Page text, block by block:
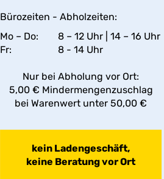
Bürozeiten - Abholzeiten:
Mo – Do:
8 – 12 Uhr | 14 – 16 Uhr
Fr:
8 - 14 Uhr
Nur bei Abholung vor Ort:
5,00 € Mindermengenzuschlag
bei Warenwert unter 50,00 €
kein Ladengeschäft,
keine Beratung vor Ort